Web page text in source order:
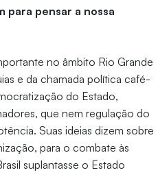
para pensar a nossa
no âmbito Rio Grande
e da chamada política café-
do Estado,
que nem regulação do
Suas ideias dizem sobre
para o combate às
suplantasse o Estado